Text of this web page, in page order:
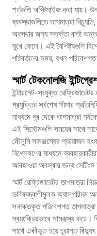
শর্তগুলি অপ্টিমাইজ করা যায়।
ব্যবস্থাগুলিতে তাপমাত্রা
অবস্থার জন্য সতর্কতা বার্তা
মুখে ফেলে। এই বৈশিষ্ট্যগুলি
পরিবর্তনের সময়, যখন
স্মার্ট টেকনোলজি
ইন্টারনেট-সংযুক্ত রেফ্রিজারেটর
প্রযুক্তির সর্বশেষ সীমার
মাধ্যমে দূর থেকে তাপমাত্রা
এই সিস্টেমগুলি সময়ের সাথে
মৌসুমি সামঞ্জস্যের প্রয়োজন
বিশ্লেষণের মাধ্যমে
আবহাওয়া অবস্থার জন্য
স্মার্ট রেফ্রিজারেটর তাপমাত্রা
ভবিষ্যদ্বাণীমূলক অ্যালগরিদম
সনাক্তকৃত পরিবেশগত তাপমাত্রা
স্বয়ংক্রিয়ভাবে সামঞ্জস্য
সাথে একীভূত হয়ে চূড়ান্ত